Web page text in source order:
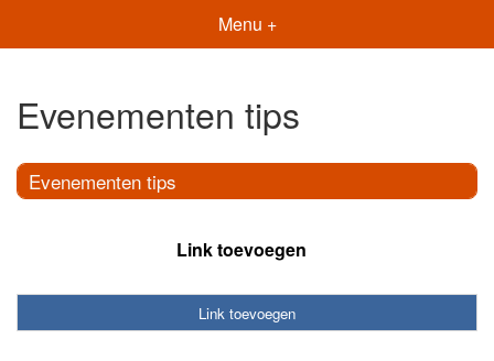
Menu +
Evenementen tips
Evenementen tips
Link toevoegen
Link toevoegen